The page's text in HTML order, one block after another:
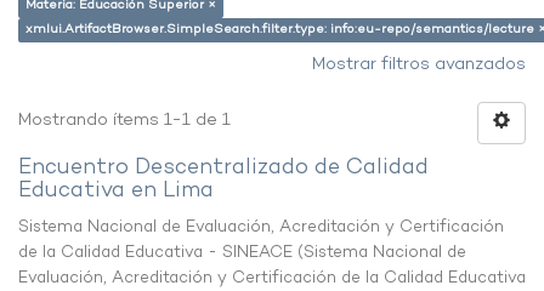
Materia: Educación Superior ×
xmlui.ArtifactBrowser.SimpleSearch.filter.type: info:eu-repo/semantics/lecture
Mostrar filtros avanzados
Mostrando ítems 1-1 de 1
Encuentro Descentralizado de Calidad
Educativa en Lima
Sistema Nacional de Evaluación, Acreditación y Certificación
de la Calidad Educativa - SINEACE (Sistema Nacional de
Evaluación, Acreditación y Certificación de la Calidad Educativa